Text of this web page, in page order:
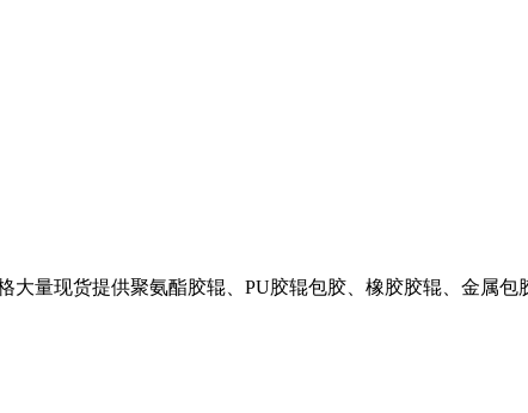
量现货提供聚氨酯胶辊、PU胶辊包胶、橡胶胶辊、金属